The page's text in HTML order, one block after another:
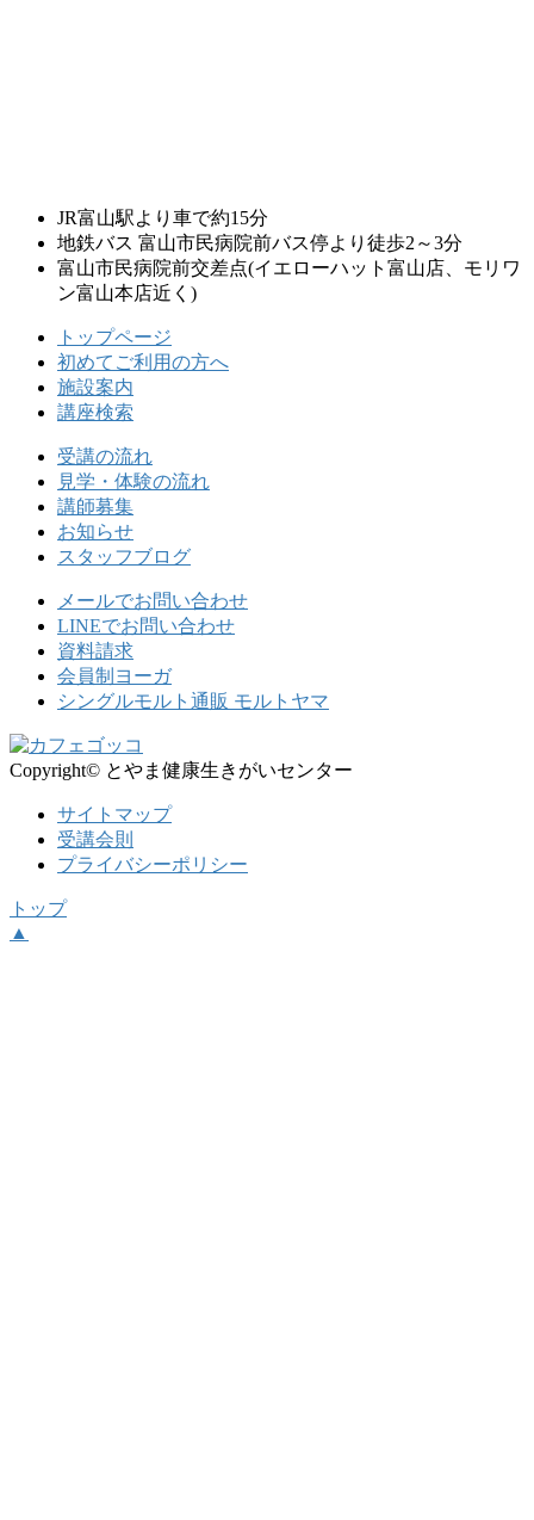
JR富山駅より車で約15分
地鉄バス 富山市民病院前バス停より徒歩2～3分
富山市民病院前交差点(イエローハット富山店、モリワ
ン富山本店近く)
トップページ
初めてご利用の方へ
施設案内
講座検索
受講の流れ
見学・体験の流れ
講師募集
お知らせ
スタッフブログ
メールでお問い合わせ
LINEでお問い合わせ
資料請求
会員制ヨーガ
シングルモルト通販 モルトヤマ
Copyright© とやま健康生きがいセンター
サイトマップ
受講会則
プライバシーポリシー
トップ
▲